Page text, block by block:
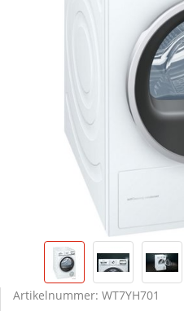
Artikelnummer: WT7YH701